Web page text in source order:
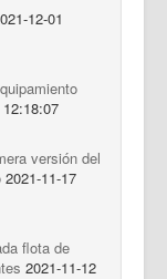
12-01
versión del
2021-11-17
flota de
2021-11-12